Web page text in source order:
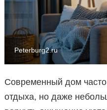
Peterburg2.ru
Современный дом
отдыха, но даже